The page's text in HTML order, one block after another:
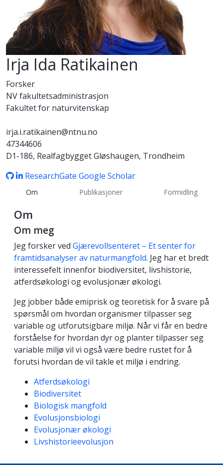
Irja Ida Ratikainen
Forsker
NV fakultetsadministrasjon
Fakultet for naturvitenskap
irja.i.ratikainen@ntnu.no
47344606
D1-186, Realfagbygget Gløshaugen, Trondheim
ResearchGate Google Scholar
Om Publikasjoner Formidling
Om
Om meg
Jeg forsker ved Gjærevollsenteret – Et senter for
framtidsanalyser av naturmangfold. Jeg har et bredt
interessefelt innenfor biodiversitet, livshistorie,
atferdsøkologi og evolusjonær økologi.
Jeg jobber både emiprisk og teoretisk for å svare på
spørsmål om hvordan organismer tilpasser seg
variable og utforutsigbare miljø. Når vi får en bedre
forståelse for hvordan dyr og planter tilpasser seg
variable miljø vil vi også være bedre rustet for å
forutsi hvordan de vil takle et miljø i endring.
Kompetanseord
Atferdsøkologi
Biodiversitet
Biologisk mangfold
Evolusjonsbiologi
Evolusjonær økologi
Livshistorieevolusjon